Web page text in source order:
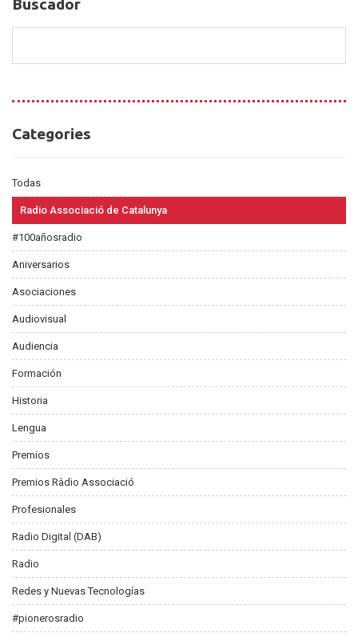
Buscador
Categories
Categories
Todas
Radio Associació de Catalunya
#100añosradio
Aniversarios
Asociaciones
Audiovisual
Audiencia
Formación
Historia
Lengua
Premios
Premios Ràdio Associació
Profesionales
Radio Digital (DAB)
Radio
Redes y Nuevas Tecnologías
#pionerosradio